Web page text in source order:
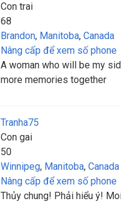
Con trai
68
Brandon, Manitoba, Canada
Nâng cấp để xem số phone
A woman who will be my
more memories together
Tranha75
Con gai
50
Winnipeg, Manitoba, Canada
Nâng cấp để xem số phone
Thủy chung! Phải hiểu ý!